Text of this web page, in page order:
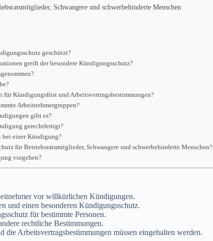
Schwangere und schwerbehinderte Menschen
geschützt?
greift der besondere Kündigungsschutz?
für Kündigungsfrist und Arbeitsvertragsbestimmungen?
Arbeitnehmergruppen?
gibt es?
gerechtfertigt?
bei einer Kündigung?
für Betriebsratsmitglieder, Schwangere und schwerbehinderte Menschen?
vorgehen?
vor willkürlichen Kündigungen.
und einen besonderen Kündigungsschutz.
für bestimmte Personen.
rechtliche Bestimmungen.
Arbeitsvertragsbestimmungen müssen eingehalten werden.